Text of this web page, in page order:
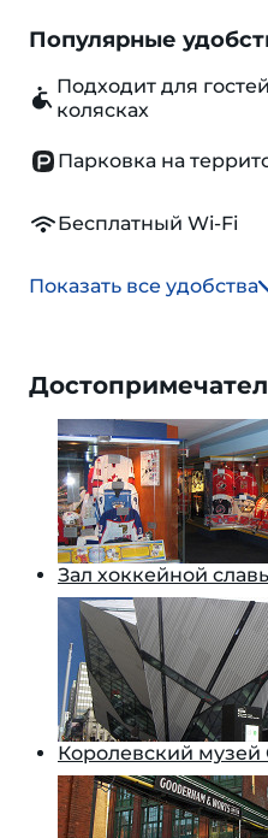
Популярные
Подходит для
колясках
Парковка на
Бесплатный Wi-Fi
Показать все удобства
Зал хоккейной
Королевский музей